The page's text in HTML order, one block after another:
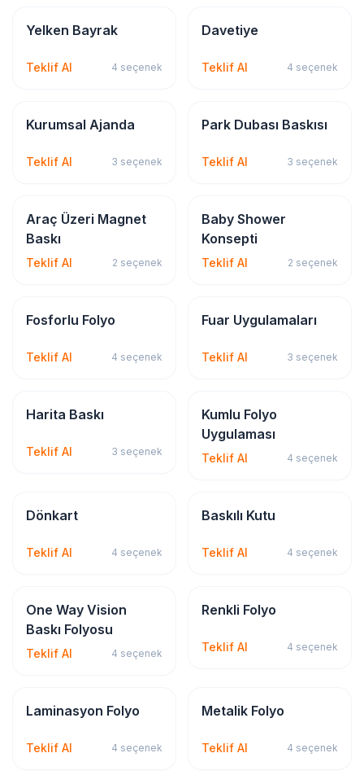
Bayrak & Flama
Yelken Bayrak
Teklif Al 4 seçenek
Kırtasiye & Matbu
Davetiye
Teklif Al 4 seçenek
Kırtasiye & Matbu
Kurumsal Ajanda
Teklif Al 3 seçenek
Dijital & Geniş Format
Park Dubası Baskısı
Teklif Al 3 seçenek
Sticker & Etiket
Araç Üzeri Magnet
Baskı
Teklif Al 2 seçenek
Promosyon
Baby Shower
Konsepti
Teklif Al 2 seçenek
Sticker & Etiket
Fosforlu Folyo
Teklif Al 4 seçenek
Dijital & Geniş Format
Fuar Uygulamaları
Teklif Al 3 seçenek
Dijital & Geniş Format
Harita Baskı
Teklif Al 3 seçenek
Sticker & Etiket
Kumlu Folyo
Uygulaması
Teklif Al 4 seçenek
Kırtasiye & Matbu
Dönkart
Teklif Al 4 seçenek
Kırtasiye & Matbu
Baskılı Kutu
Teklif Al 4 seçenek
Sticker & Etiket
One Way Vision
Baskı Folyosu
Teklif Al 4 seçenek
Sticker & Etiket
Renkli Folyo
Teklif Al 4 seçenek
Sticker & Etiket
Laminasyon Folyo
Teklif Al 4 seçenek
Sticker & Etiket
Metalik Folyo
Teklif Al 4 seçenek